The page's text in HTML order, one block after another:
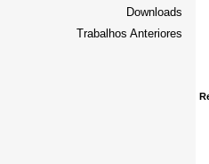
Downloads
Trabalhos Anteriores